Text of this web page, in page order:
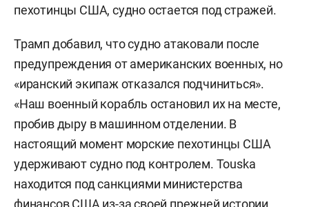
пехотинцы США, судно остается под стражей.
Трамп добавил, что судно атаковали после
предупреждения от американских военных, но
«иранский экипаж отказался подчиниться».
«Наш военный корабль остановил их на месте,
пробив дыру в машинном отделении. В
настоящий момент морские пехотинцы США
удерживают судно под контролем. Touska
находится под санкциями министерства
финансов США из-за своей прежней истории